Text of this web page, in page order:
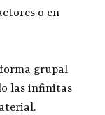
o en
grupal
las infinitas